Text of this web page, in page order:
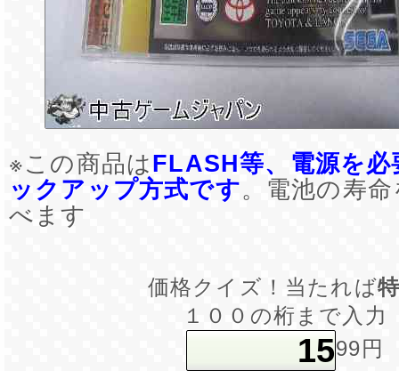
※この商品はFLASH等、電源を
ックアップ方式です。電池の寿
べます
価格クイズ！当たれば
１００の桁まで入力
99円